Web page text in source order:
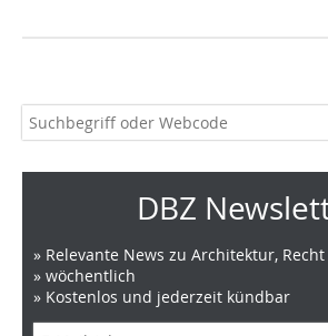
DBZ
» Relevante News zu Architektur,
» wöchentlich
» Kostenlos und jederzeit kündbar